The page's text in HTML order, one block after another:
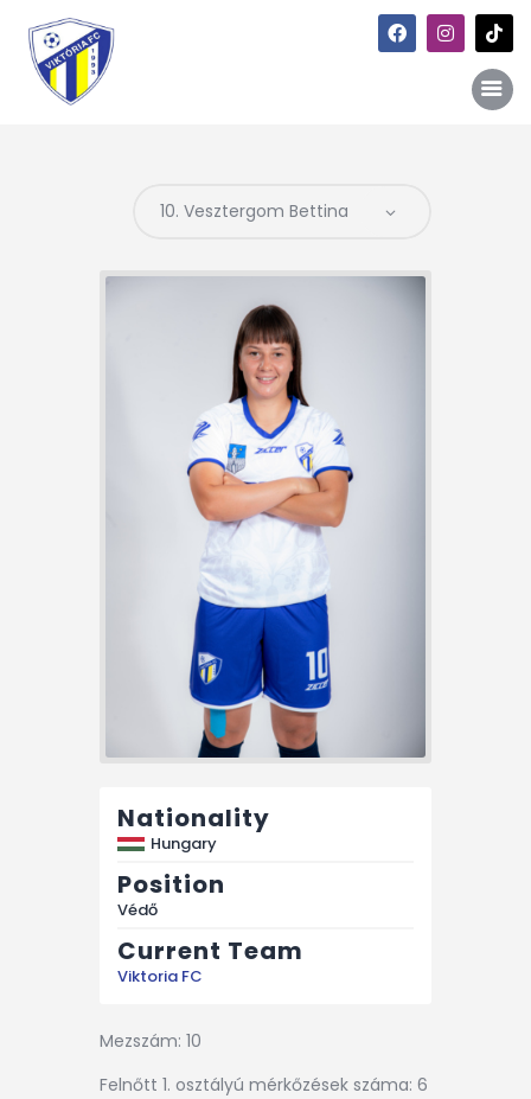
Galéria
Szponzori kiajánlás
Nationality
Hungary
Position
Védő
Current Team
Viktoria FC
Mezszám: 10
Felnőtt 1. osztályú mérkőzések száma: 6